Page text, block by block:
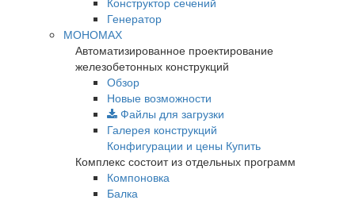
Генератор
МОНОМАХ
Автоматизированное проектирование
железобетонных конструкций
Обзор
Новые возможности
Файлы для загрузки
Галерея конструкций
Конфигурации и цены Купить
Комплекс состоит из отдельных программ
Компоновка
Балка